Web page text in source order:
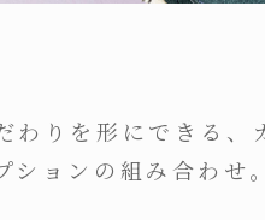
わりを形にできる、
ションの組み合わせ。